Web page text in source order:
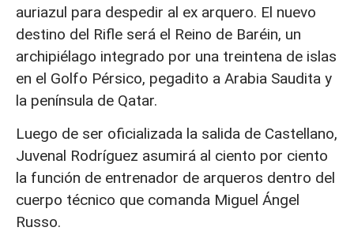
auriazul para despedir al ex arquero. El nuevo
destino del Rifle será el Reino de Baréin, un
archipiélago integrado por una treintena de islas
en el Golfo Pérsico, pegadito a Arabia Saudita y
la península de Qatar.
Luego de ser oficializada la salida de Castellano,
Juvenal Rodríguez asumirá al ciento por ciento
la función de entrenador de arqueros dentro del
cuerpo técnico que comanda Miguel Ángel
Russo.